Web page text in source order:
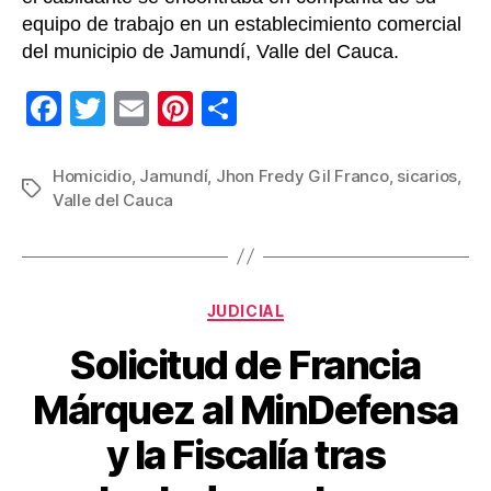
equipo de trabajo en un establecimiento comercial
del municipio de Jamundí, Valle del Cauca.
F
c
e
b
k
T
tt
er
E
ail
Pi
er
st
m
ar
Etiquetas
Homicidio, Jamundí, Jhon Fredy Gil Franco, sicarios,
Valle del Cauca
Categorías
JUDICIAL
Solicitud de Francia
Márquez al MinDefensa
y la Fiscalía tras